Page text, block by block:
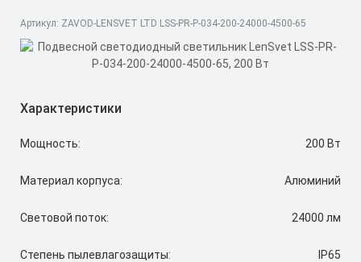
Артикул: ZAVOD-LENSVET LTD LSS-PR-P-034-200-24000-4500-65
Характеристики
Мощность: 200 Вт
Материал корпуса: Алюминий
Световой поток: 24000 лм
Степень пылевлагозащиты: IP65